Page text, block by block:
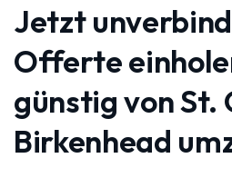
Jetzt
Offerte
günstig von St.
Birkenhead